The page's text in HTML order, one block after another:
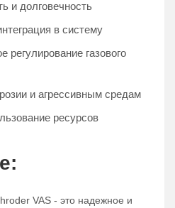
и долговечность
в систему
регулирование газового
и агрессивным средам
ресурсов
VAS - это надежное и